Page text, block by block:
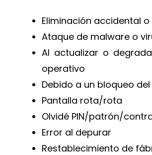
Eliminación accidental
Ataque de malware o
Al actualizar o
operativo
Debido a un bloqueo
Pantalla rota/rota
Olvidé PIN/patrón/
Error al depurar
Restablecimiento de